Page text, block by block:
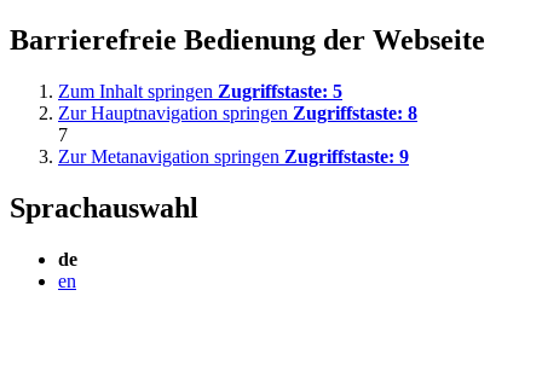
Barrierefreie Bedienung der Webseite
Zum Inhalt springen Zugriffstaste: 5
Zur Hauptnavigation springen Zugriffstaste: 8
7
Zur Metanavigation springen Zugriffstaste: 9
Sprachauswahl
de
en